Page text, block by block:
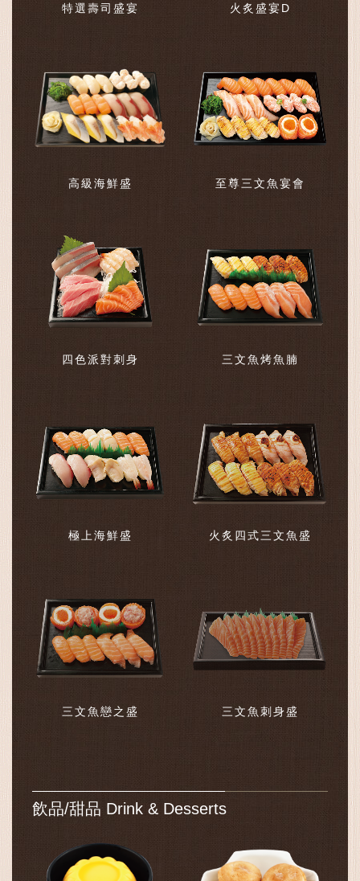
特選壽司盛宴 火炙盛宴D
高級海鮮盛 至尊三文魚宴會
四色派對刺身 三文魚烤魚腩
極上海鮮盛 火炙四式三文魚盛
三文魚戀之盛 三文魚刺身盛
飲品/甜品 Drink & Desserts